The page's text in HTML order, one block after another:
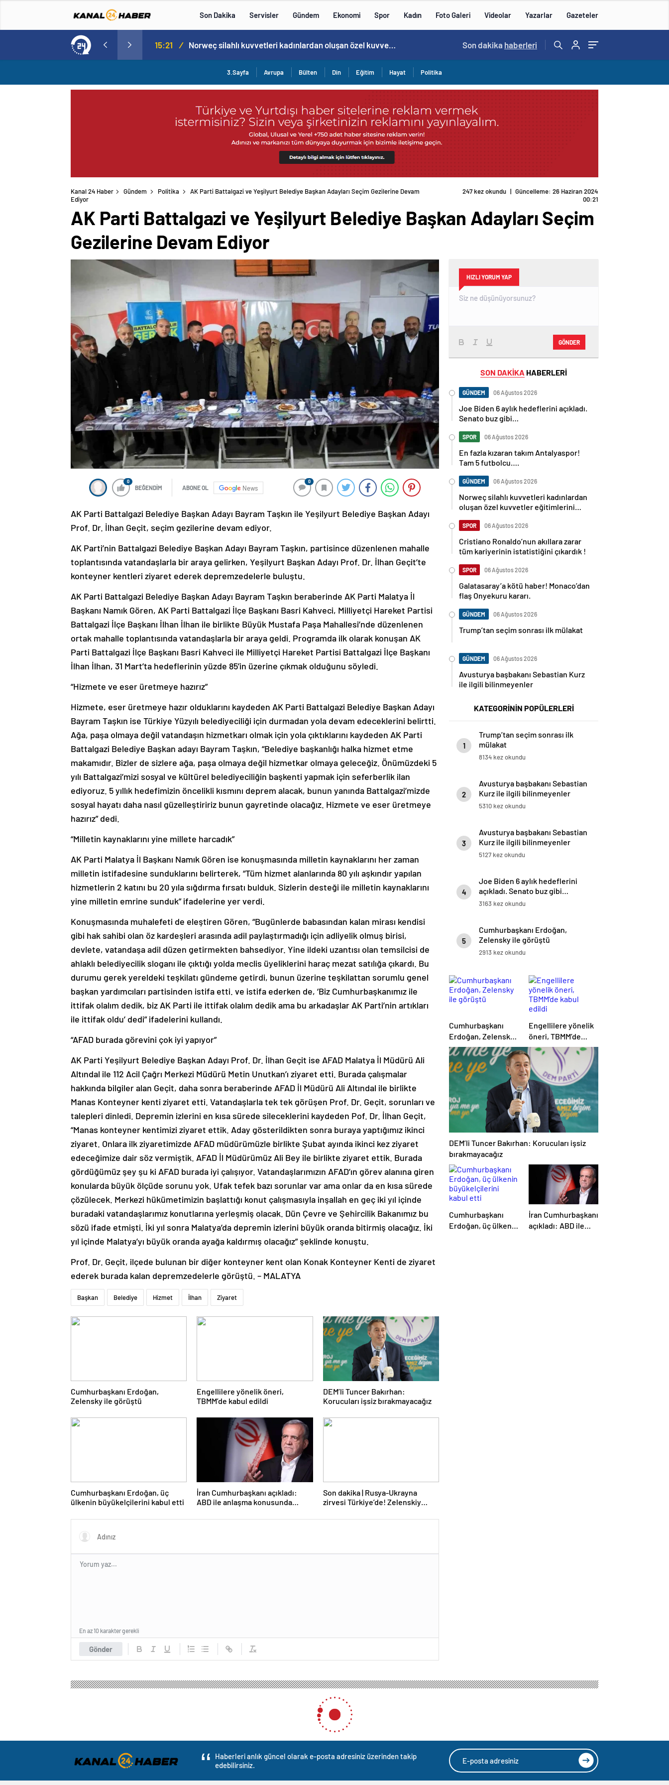
Son Dakika Servisler Gündem Ekonomi Spor Kadın Foto Galeri Videolar Yazarlar Gazeteler
Tam 5 futbolcu…. 15:21 / Norweç silahlı kuvvetleri kadınlardan oluşan özel kuvvetler eğitimlerini başlattı. 15:20 /
Son dakika haberleri
3.Sayfa Avrupa Bülten Din Eğitim Hayat Politika
Kanal 24 Haber Gündem Politika
AK Parti Battalgazi ve Yeşilyurt Belediye Başkan Adayları Seçim Gezilerine Devam
Ediyor
247 kez okundu | Güncelleme: 26 Haziran 2024
00:21
AK Parti Battalgazi ve Yeşilyurt Belediye Başkan Adayları Seçim
Gezilerine Devam Ediyor
0
BEĞENDİM ABONE OL News
0
AK Parti Battalgazi Belediye Başkan Adayı Bayram Taşkın ile Yeşilyurt Belediye Başkan Adayı
Prof. Dr. İlhan Geçit, seçim gezilerine devam ediyor.
AK Parti’nin Battalgazi Belediye Başkan Adayı Bayram Taşkın, partisince düzenlenen mahalle
toplantısında vatandaşlarla bir araya gelirken, Yeşilyurt Başkan Adayı Prof. Dr. İlhan Geçit’te
konteyner kentleri ziyaret ederek depremzedelerle buluştu.
AK Parti Battalgazi Belediye Başkan Adayı Bayram Taşkın beraberinde AK Parti Malatya İl
Başkanı Namık Gören, AK Parti Battalgazi İlçe Başkanı Basri Kahveci, Milliyetçi Hareket Partisi
Battalgazi İlçe Başkanı İlhan İlhan ile birlikte Büyük Mustafa Paşa Mahallesi’nde düzenlenen
ortak mahalle toplantısında vatandaşlarla bir araya geldi. Programda ilk olarak konuşan AK
Parti Battalgazi İlçe Başkanı Basri Kahveci ile Milliyetçi Hareket Partisi Battalgazi İlçe Başkanı
İlhan İlhan, 31 Mart’ta hedeflerinin yüzde 85’in üzerine çıkmak olduğunu söyledi.
“Hizmete ve eser üretmeye hazırız”
Hizmete, eser üretmeye hazır olduklarını kaydeden AK Parti Battalgazi Belediye Başkan Adayı
Bayram Taşkın ise Türkiye Yüzyılı belediyeciliği için durmadan yola devam edeceklerini belirtti.
Ağa, paşa olmaya değil vatandaşın hizmetkarı olmak için yola çıktıklarını kaydeden AK Parti
Battalgazi Belediye Başkan adayı Bayram Taşkın, “Belediye başkanlığı halka hizmet etme
makamıdır. Bizler de sizlere ağa, paşa olmaya değil hizmetkar olmaya geleceğiz. Önümüzdeki 5
yılı Battalgazi’mizi sosyal ve kültürel belediyeciliğin başkenti yapmak için seferberlik ilan
ediyoruz. 5 yıllık hedefimizin öncelikli kısmını deprem alacak, bunun yanında Battalgazi’mizde
sosyal hayatı daha nasıl güzelleştiririz bunun gayretinde olacağız. Hizmete ve eser üretmeye
hazırız” dedi.
“Milletin kaynaklarını yine millete harcadık”
AK Parti Malatya İl Başkanı Namık Gören ise konuşmasında milletin kaynaklarını her zaman
milletin istifadesine sunduklarını belirterek, “Tüm hizmet alanlarında 80 yılı aşkındır yapılan
hizmetlerin 2 katını bu 20 yıla sığdırma fırsatı bulduk. Sizlerin desteği ile milletin kaynaklarını
yine milletin emrine sunduk” ifadelerine yer verdi.
Konuşmasında muhalefeti de eleştiren Gören, “Bugünlerde babasından kalan mirası kendisi
gibi hak sahibi olan öz kardeşleri arasında adil paylaştırmadığı için adliyelik olmuş birisi,
devlete, vatandaşa adil düzen getirmekten bahsediyor. Yine ildeki uzantısı olan temsilcisi de
ahlaklı belediyecilik sloganı ile çıktığı yolda meclis üyeliklerini haraç mezat satılığa çıkardı. Bu
durumu gerek yereldeki teşkilatı gündeme getirdi, bunun üzerine teşkilattan sorumlu genel
başkan yardımcıları partisinden istifa etti. ve istifa ederken de, ‘Biz Cumhurbaşkanımız ile
ittifak olalım dedik, biz AK Parti ile ittifak olalım dedik ama bu arkadaşlar AK Parti’nin artıkları
ile ittifak oldu’ dedi” ifadelerini kullandı.
“AFAD burada görevini çok iyi yapıyor”
AK Parti Yeşilyurt Belediye Başkan Adayı Prof. Dr. İlhan Geçit ise AFAD Malatya İl Müdürü Ali
Altındal ile 112 Acil Çağrı Merkezi Müdürü Metin Unutkan’ı ziyaret etti. Burada çalışmalar
hakkında bilgiler alan Geçit, daha sonra beraberinde AFAD İl Müdürü Ali Altındal ile birlikte
Manas Konteyner kenti ziyaret etti. Vatandaşlarla tek tek görüşen Prof. Dr. Geçit, sorunları ve
talepleri dinledi. Depremin izlerini en kısa sürede sileceklerini kaydeden Pof. Dr. İlhan Geçit,
“Manas konteyner kentimizi ziyaret ettik. Aday gösterildikten sonra buraya yaptığımız ikinci
ziyaret. Onlara ilk ziyaretimizde AFAD müdürümüzle birlikte Şubat ayında ikinci kez ziyaret
edeceğimize dair söz vermiştik. AFAD İl Müdürümüz Ali Bey ile birlikte ziyaret ettik. Burada
gördüğümüz şey şu ki AFAD burada iyi çalışıyor. Vatandaşlarımızın AFAD’ın görev alanına giren
konularda büyük ölçüde sorunu yok. Ufak tefek bazı sorunlar var ama onlar da en kısa sürede
çözülecek. Merkezi hükümetimizin başlattığı konut çalışmasıyla inşallah en geç iki yıl içinde
buradaki vatandaşlarımız konutlarına yerleşmiş olacak. Dün Çevre ve Şehircilik Bakanımız bu
sözü ifade etmişti. İki yıl sonra Malatya’da depremin izlerini büyük oranda bitirmiş olacağız. İki
yıl içinde Malatya’yı büyük oranda ayağa kaldırmış olacağız” şeklinde konuştu.
Prof. Dr. Geçit, ilçede bulunan bir diğer konteyner kent olan Konak Konteyner Kenti de ziyaret
ederek burada kalan depremzedelerle görüştü. – MALATYA
Başkan Belediye Hizmet İlhan Ziyaret
Cumhurbaşkanı Erdoğan,
Zelensky ile görüştü
Engellilere yönelik öneri,
TBMM’de kabul edildi
DEM’li Tuncer Bakırhan:
Korucuları işsiz bırakmayacağız
Cumhurbaşkanı Erdoğan, üç
ülkenin büyükelçilerini kabul etti
İran Cumhurbaşkanı açıkladı:
ABD ile anlaşma konusunda
Son dakika | Rusya-Ukrayna
zirvesi Türkiye’de! Zelenskiy
Gözler perşembe gününe çevrildi
Gönder
En az 10 karakter gerekli
HIZLI YORUM YAP
GÖNDER
SON DAKİKA HABERLERİ
GÜNDEM 06 Ağustos 2026
Joe Biden 6 aylık hedeflerini açıkladı.
Senato buz gibi…
SPOR 06 Ağustos 2026
En fazla kızaran takım Antalyaspor!
Tam 5 futbolcu….
GÜNDEM 06 Ağustos 2026
Norweç silahlı kuvvetleri kadınlardan
oluşan özel kuvvetler eğitimlerini
SPOR 06 Ağustos 2026
Cristiano Ronaldo’nun akıllara zarar
tüm kariyerinin istatistiğini çıkardık !
SPOR 06 Ağustos 2026
Galatasaray’a kötü haber! Monaco’dan
flaş Onyekuru kararı.
GÜNDEM 06 Ağustos 2026
Trump’tan seçim sonrası ilk mülakat
GÜNDEM 06 Ağustos 2026
Avusturya başbakanı Sebastian Kurz
ile ilgili bilinmeyenler
KATEGORİNİN POPÜLERLERİ
1
Trump’tan seçim sonrası ilk
mülakat
8134 kez okundu
2
Avusturya başbakanı Sebastian
Kurz ile ilgili bilinmeyenler
5310 kez okundu
3
Avusturya başbakanı Sebastian
Kurz ile ilgili bilinmeyenler
5127 kez okundu
4
Joe Biden 6 aylık hedeflerini
açıkladı. Senato buz gibi…
3163 kez okundu
5
Cumhurbaşkanı Erdoğan,
Zelensky ile görüştü
2913 kez okundu
Cumhurbaşkanı
Erdoğan, Zelensky
ile görüştü
Engellilere yönelik
öneri, TBMM’de
kabul edildi
DEM’li Tuncer Bakırhan: Korucuları işsiz
bırakmayacağız
Cumhurbaşkanı
Erdoğan, üç ülkenin
İran Cumhurbaşkanı
açıkladı: ABD ile
Haberleri anlık güncel olarak e-posta adresiniz üzerinden takip
edebilirsiniz.